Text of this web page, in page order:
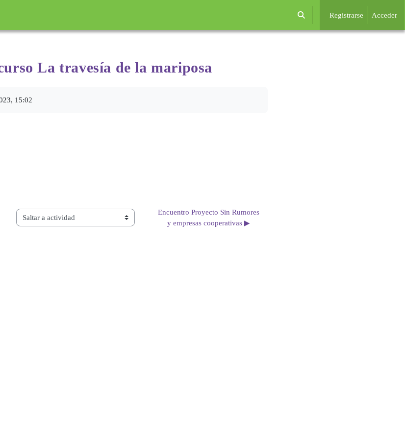
Selector de búsqueda de entrada
Registrarse Acceder
La travesía de la mariposa
15:02
Saltar a actividad
Encuentro Proyecto Sin Rumores
y empresas cooperativas ▶︎